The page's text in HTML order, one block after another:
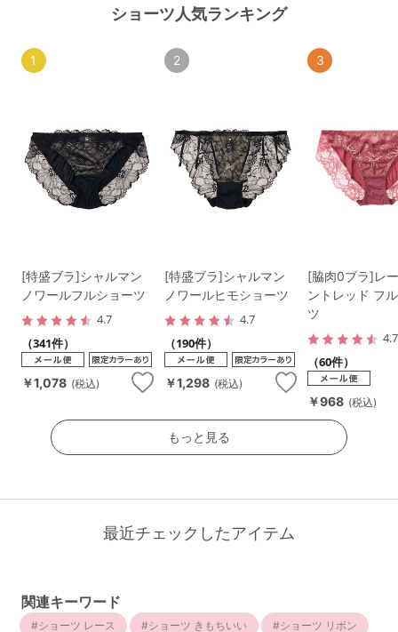
ショーツ人気ランキング
1
[特盛ブラ]シャルマン
ノワールフルショーツ
4.7
（341件）
￥1,078 (税込)
2
[特盛ブラ]シャルマン
ノワールヒモショーツ
4.7
（190件）
￥1,298 (税込)
3
[脇肉0ブラ]レ
ントレッド フ
ツ
4.7
（60件）
￥968 (税込)
もっと見る
最近チェックしたアイテム
関連キーワード
ショーツ レース ショーツ きもちいい ショーツ リボン